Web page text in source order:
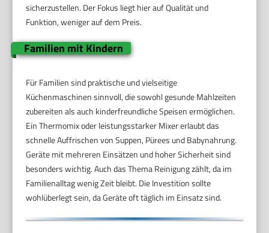
sicherzustellen. Der Fokus liegt hier auf Qualität und
Funktion, weniger auf dem Preis.
Familien mit Kindern
Für Familien sind praktische und vielseitige
Küchenmaschinen sinnvoll, die sowohl gesunde Mahlzeiten
zubereiten als auch kinderfreundliche Speisen ermöglichen.
Ein Thermomix oder leistungsstarker Mixer erlaubt das
schnelle Auffrischen von Suppen, Pürees und Babynahrung.
Geräte mit mehreren Einsätzen und hoher Sicherheit sind
besonders wichtig. Auch das Thema Reinigung zählt, da im
Familienalltag wenig Zeit bleibt. Die Investition sollte
wohlüberlegt sein, da Geräte oft täglich im Einsatz sind.